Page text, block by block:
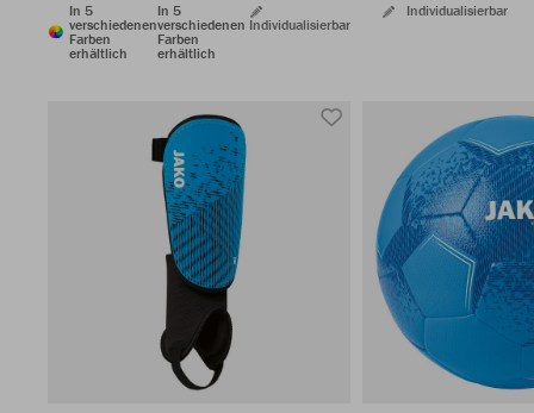
In 5
verschiedenen
Farben
erhältlich
In 5
verschiedenen
Farben
erhältlich
Individualisierbar
Individualisierbar